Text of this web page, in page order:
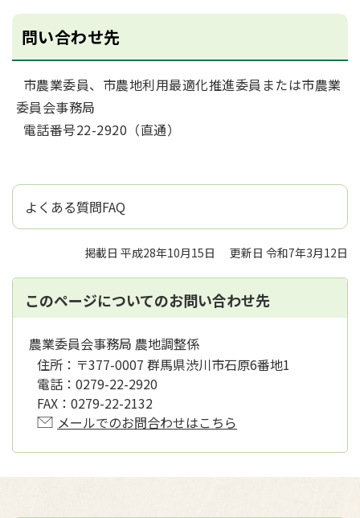
問い合わせ先
市農業委員、市農地利用最適化推進委員または市農業
委員会事務局
電話番号22-2920（直通）
よくある質問FAQ
掲載日 平成28年10月15日 更新日 令和7年3月12日
このページについてのお問い合わせ先
農業委員会事務局 農地調整係
住所： 〒377-0007 群馬県渋川市石原6番地1
電話： 0279-22-2920
FAX： 0279-22-2132
メールでのお問合わせはこちら